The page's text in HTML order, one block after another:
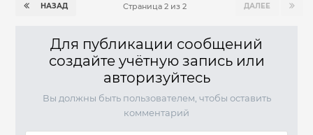
НАЗАД ДАЛЕЕ
Страница 2 из 2
Для публикации сообщений
создайте учётную запись или
авторизуйтесь
Вы должны быть пользователем, чтобы оставить
комментарий